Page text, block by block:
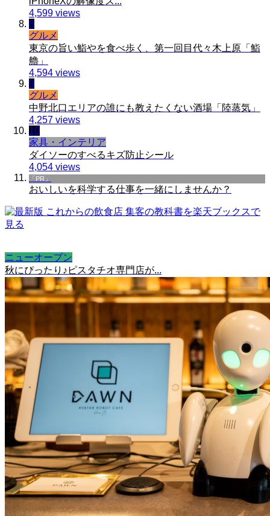
4,599 views
8
グルメ
東京の旨い鮨やを食べ歩く、第一回目代々木上原「鮨
艪」
4,594 views
9
グルメ
中野北口エリアの誰にも教えたくない酒場「陸蒸気」
4,257 views
10
家具・インテリア
ダイソーのすべるキズ防止シール
4,054 views
「PR」
おいしいを科学する仕事を一緒にしませんか？
ニューオープン
秋にぴったり♪ピスタチオ専門店が...